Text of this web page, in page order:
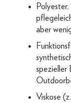
aber
spezieller
Viskose